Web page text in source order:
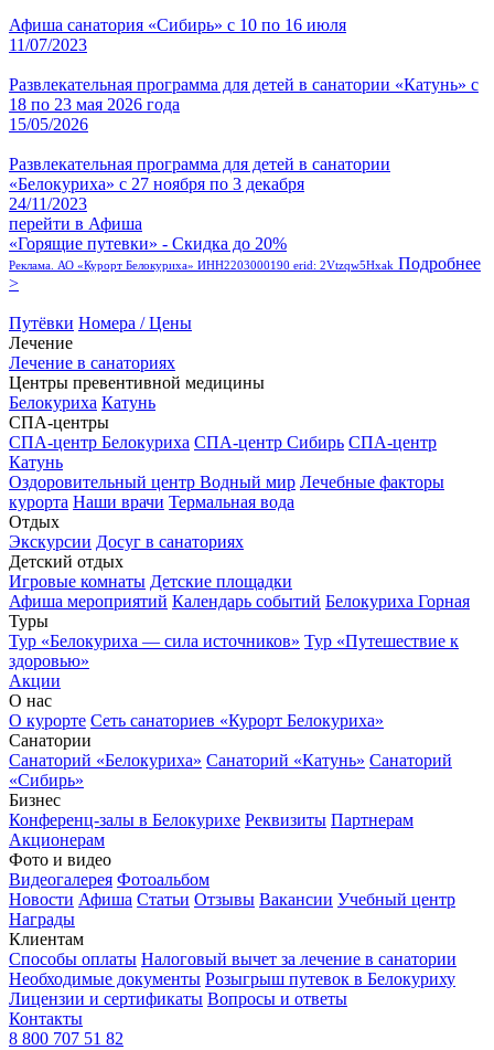
Афиша санатория «Сибирь» с 10 по 16 июля
11/07/2023
Развлекательная программа для детей в санатории «Катунь» с
18 по 23 мая 2026 года
15/05/2026
Развлекательная программа для детей в санатории
«Белокуриха» с 27 ноября по 3 декабря
24/11/2023
перейти в Афиша
«Горящие путевки» - Скидка до 20%
Реклама. АО «Курорт Белокуриха» ИНН2203000190 erid: 2Vtzqw5Hxak Подробнее
>
Путёвки Номера / Цены
Лечение
Лечение в санаториях
Центры превентивной медицины
Белокуриха Катунь
СПА-центры
СПА-центр Белокуриха СПА-центр Сибирь СПА-центр
Катунь
Оздоровительный центр Водный мир Лечебные факторы
курорта Наши врачи Термальная вода
Отдых
Экскурсии Досуг в санаториях
Детский отдых
Игровые комнаты Детские площадки
Афиша мероприятий Календарь событий Белокуриха Горная
Туры
Тур «Белокуриха — сила источников» Тур «Путешествие к
здоровью»
Акции
О нас
О курорте Сеть санаториев «Курорт Белокуриха»
Санатории
Санаторий «Белокуриха» Санаторий «Катунь» Санаторий
«Сибирь»
Бизнес
Конференц-залы в Белокурихе Реквизиты Партнерам
Акционерам
Фото и видео
Видеогалерея Фотоальбом
Новости Афиша Статьи Отзывы Вакансии Учебный центр
Награды
Клиентам
Способы оплаты Налоговый вычет за лечение в санатории
Необходимые документы Розыгрыш путевок в Белокуриху
Лицензии и сертификаты Вопросы и ответы
Контакты
8 800 707 51 82